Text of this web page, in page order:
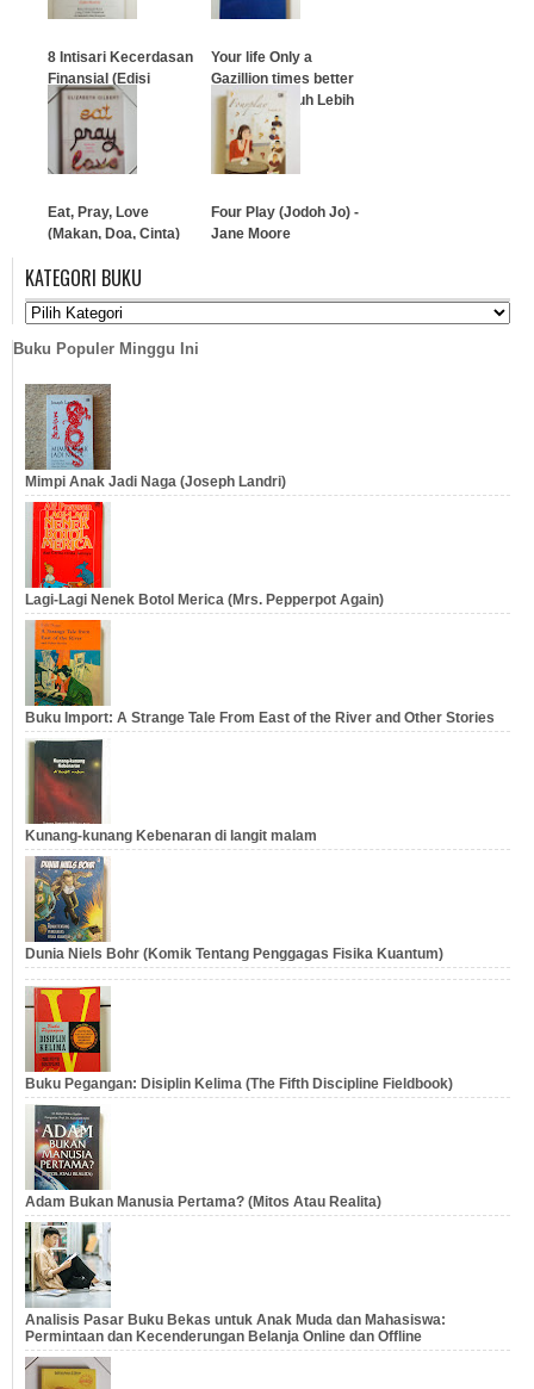
8 Intisari Kecerdasan
Finansial (Edisi
Revisi)
Your life Only a
Gazillion times better
(Hidupmu Jauh Lebih
Baik)
…
Eat, Pray, Love
(Makan, Doa, Cinta)
…
Four Play (Jodoh Jo) -
Jane Moore
KATEGORI BUKU
Buku Populer Minggu Ini
Mimpi Anak Jadi Naga (Joseph Landri)
Lagi-Lagi Nenek Botol Merica (Mrs. Pepperpot Again)
Buku Import: A Strange Tale From East of the River and Other Stories
Kunang-kunang Kebenaran di langit malam
Dunia Niels Bohr (Komik Tentang Penggagas Fisika Kuantum)
Buku Pegangan: Disiplin Kelima (The Fifth Discipline Fieldbook)
Adam Bukan Manusia Pertama? (Mitos Atau Realita)
Analisis Pasar Buku Bekas untuk Anak Muda dan Mahasiswa:
Permintaan dan Kecenderungan Belanja Online dan Offline